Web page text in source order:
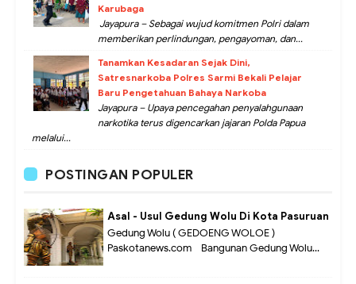
Karubaga
Jayapura – Sebagai wujud komitmen Polri dalam
memberikan perlindungan, pengayoman, dan...
Tanamkan Kesadaran Sejak Dini,
Satresnarkoba Polres Sarmi Bekali Pelajar
Baru Pengetahuan Bahaya Narkoba
Jayapura – Upaya pencegahan penyalahgunaan
narkotika terus digencarkan jajaran Polda Papua
melalui...
POSTINGAN POPULER
Asal - Usul Gedung Wolu Di Kota Pasuruan
Gedung Wolu ( GEDOENG WOLOE )
Paskotanews.com - Bangunan Gedung Wolu...